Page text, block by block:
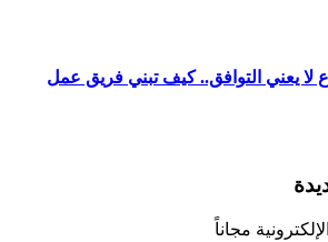
أرباح «أرامكو» تتجاوز التوقعات وترتفع 42
الخبراء.. وجهة اقتصادية
لا يعني التوافق.. كيف تبني فريق عمل
مجاناً